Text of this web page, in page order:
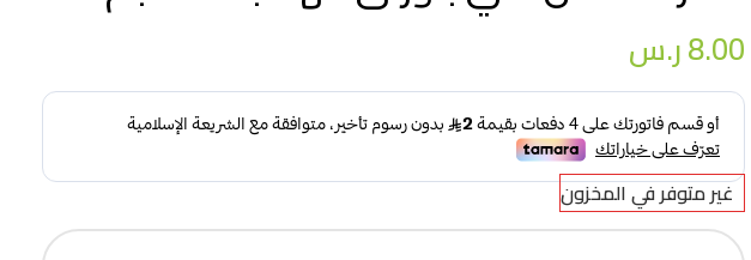
8.00ر.س
غير متوفر في المخزون